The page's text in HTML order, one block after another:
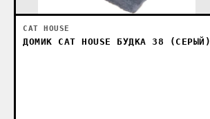
CAT HOUSE
ДОМИК CAT HOUSE БУДКА 38 (СЕРЫЙ)